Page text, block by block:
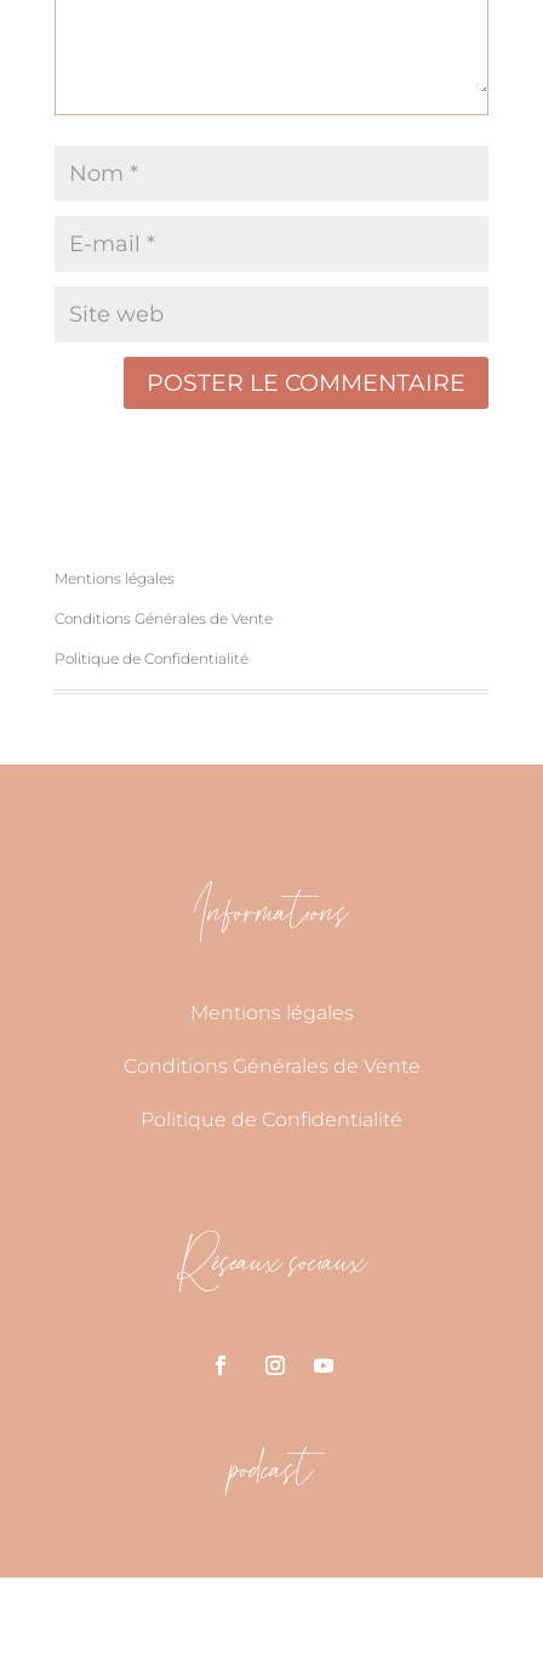
Mentions légales
Conditions Générales de Vente
Politique de Confidentialité
Informations
Mentions légales
Conditions Générales de Vente
Politique de Confidentialité
Réseaux sociaux
podcast